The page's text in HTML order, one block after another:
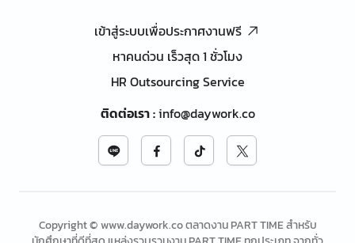
เข้าสู่ระบบเพื่อประกาศงานฟรี
หาคนด่วน เร็วสุด 1 ชั่วโมง
HR Outsourcing Service
ติดต่อเรา:info@daywork.co
Copyright © www.daywork.co ตลาดงาน PART TIME สำหรับ